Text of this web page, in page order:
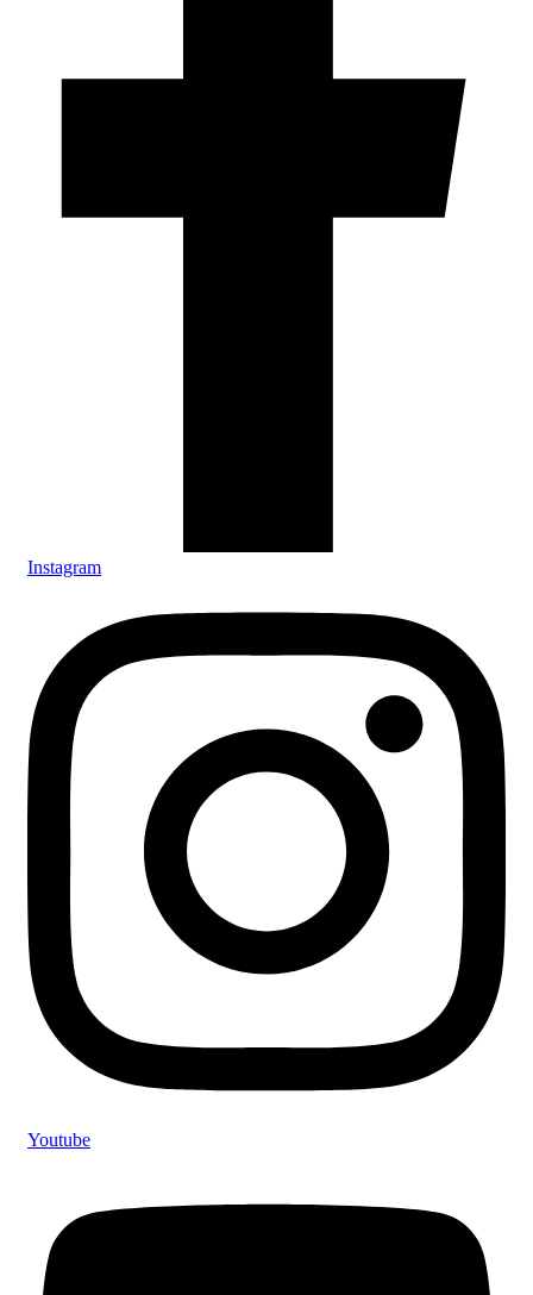
Instagram
Youtube